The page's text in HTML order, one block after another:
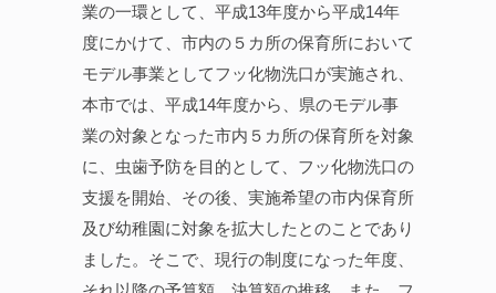
業の一環として、平成13年度から平成14年
度にかけて、市内の５カ所の保育所において
モデル事業としてフッ化物洗口が実施され、
本市では、平成14年度から、県のモデル事
業の対象となった市内５カ所の保育所を対象
に、虫歯予防を目的として、フッ化物洗口の
支援を開始、その後、実施希望の市内保育所
及び幼稚園に対象を拡大したとのことであり
ました。そこで、現行の制度になった年度、